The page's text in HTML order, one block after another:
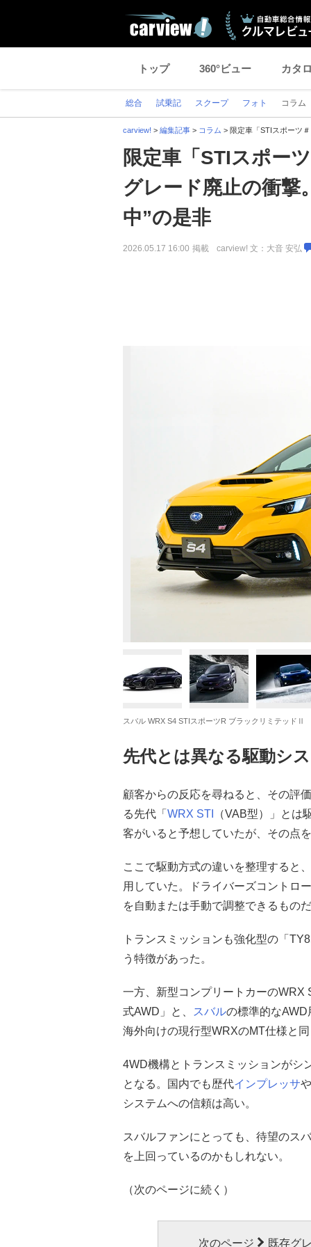
トップ 360°ビュー カタ
総合 試乗記 スクープ フォト コラム
carview! > 編集記事 > コラム > 限定車「STIスポーツ
限定車「STIスポー
グレード廃止の衝撃
中”の是非
2026.05.17 16:00 掲載 carview! 文：大音 安弘
スバル WRX S4 STIスポーツR ブラックリミテッドⅡ
先代とは異なる駆動シ
顧客からの反応を尋ねると、その評
る先代「 WRX STI
（VAB型）」と
客がいると予想していたが、その点
ここで駆動方式の違いを整理すると
用していた。ドライバーズコントロ
を自動または手動で調整できるもの
トランスミッションも強化型の「
う特徴があった。
一方、新型コンプリートカーのWRX
式AWD」と、
スバルの標準的な
海外向けの現行型WRXのMT仕様と
4WD機構とトランスミッションがシ
となる。国内でも歴代インプレッサや
システムへの信頼は高い。
スバルファンにとっても、待望のス
を上回っているのかもしれない。
（次のページに続く）
次のページ 既存グ